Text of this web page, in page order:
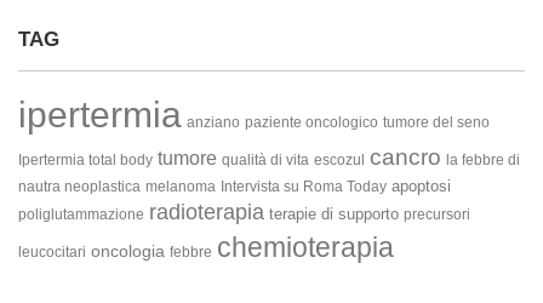
TAG
ipertermia anziano paziente oncologico tumore del seno
Ipertermia total body tumore qualità di vita escozul cancro la febbre di
nautra neoplastica melanoma Intervista su Roma Today apoptosi
poliglutammazione radioterapia terapie di supporto precursori
leucocitari oncologia febbre chemioterapia